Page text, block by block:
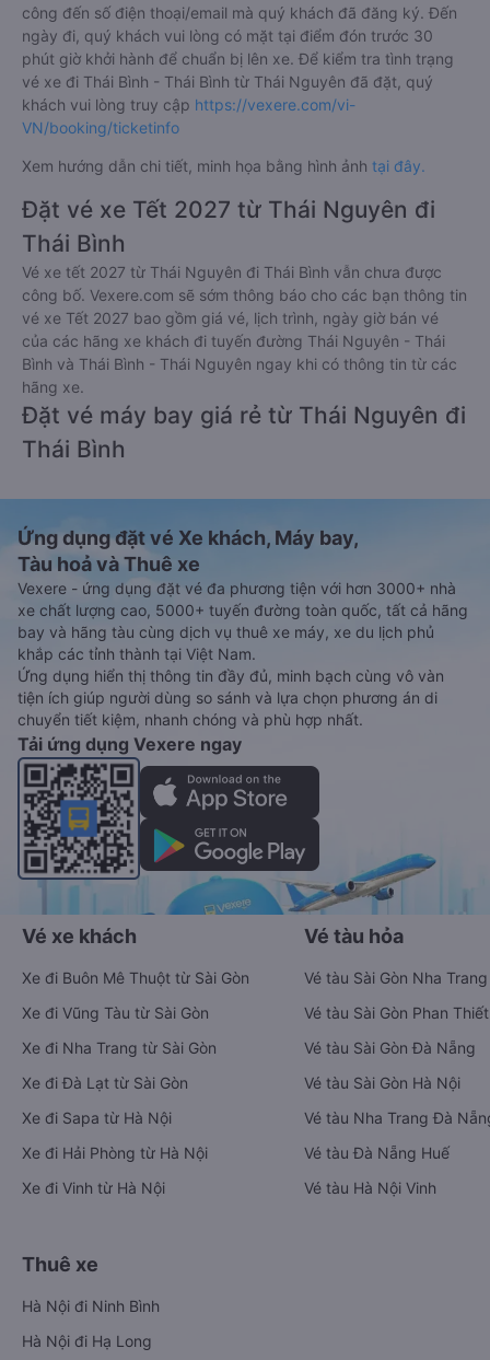
công đến số điện thoại/email mà quý khách đã đăng ký. Đến
ngày đi, quý khách vui lòng có mặt tại điểm đón trước 30
phút giờ khởi hành để chuẩn bị lên xe. Để kiểm tra tình trạng
vé xe đi Thái Bình - Thái Bình từ Thái Nguyên đã đặt, quý
khách vui lòng truy cập https://vexere.com/vi-
VN/booking/ticketinfo
Xem hướng dẫn chi tiết, minh họa bằng hình ảnh tại đây.
Đặt vé xe Tết 2027 từ Thái Nguyên đi
Thái Bình
Vé xe tết 2027 từ Thái Nguyên đi Thái Bình vẫn chưa được
công bố. Vexere.com sẽ sớm thông báo cho các bạn thông tin
vé xe Tết 2027 bao gồm giá vé, lịch trình, ngày giờ bán vé
của các hãng xe khách đi tuyến đường Thái Nguyên - Thái
Bình và Thái Bình - Thái Nguyên ngay khi có thông tin từ các
hãng xe.
Đặt vé máy bay giá rẻ từ Thái Nguyên đi
Thái Bình
Ứng dụng đặt vé Xe khách, Máy bay,
Tàu hoả và Thuê xe
Vexere - ứng dụng đặt vé đa phương tiện với hơn 3000+ nhà
xe chất lượng cao, 5000+ tuyến đường toàn quốc, tất cả hãng
bay và hãng tàu cùng dịch vụ thuê xe máy, xe du lịch phủ
khắp các tỉnh thành tại Việt Nam.
Ứng dụng hiển thị thông tin đầy đủ, minh bạch cùng vô vàn
tiện ích giúp người dùng so sánh và lựa chọn phương án di
chuyển tiết kiệm, nhanh chóng và phù hợp nhất.
Tải ứng dụng Vexere ngay
Vé xe khách
Xe đi Buôn Mê Thuột từ Sài Gòn
Xe đi Vũng Tàu từ Sài Gòn
Xe đi Nha Trang từ Sài Gòn
Xe đi Đà Lạt từ Sài Gòn
Xe đi Sapa từ Hà Nội
Xe đi Hải Phòng từ Hà Nội
Xe đi Vinh từ Hà Nội
Vé tàu hỏa
Vé tàu Sài Gòn Nha Trang
Vé tàu Sài Gòn Phan Thiết
Vé tàu Sài Gòn Đà Nẵng
Vé tàu Sài Gòn Hà Nội
Vé tàu Nha Trang Đà
Vé tàu Đà Nẵng Huế
Vé tàu Hà Nội Vinh
Thuê xe
Hà Nội đi Ninh Bình
Hà Nội đi Hạ Long